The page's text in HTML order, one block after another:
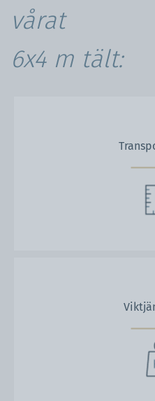
vårat
6x4 m tält: